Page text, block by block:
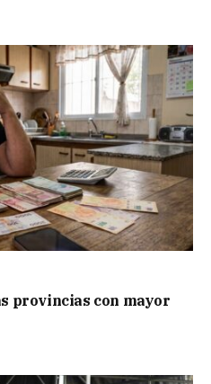
provincias con mayor